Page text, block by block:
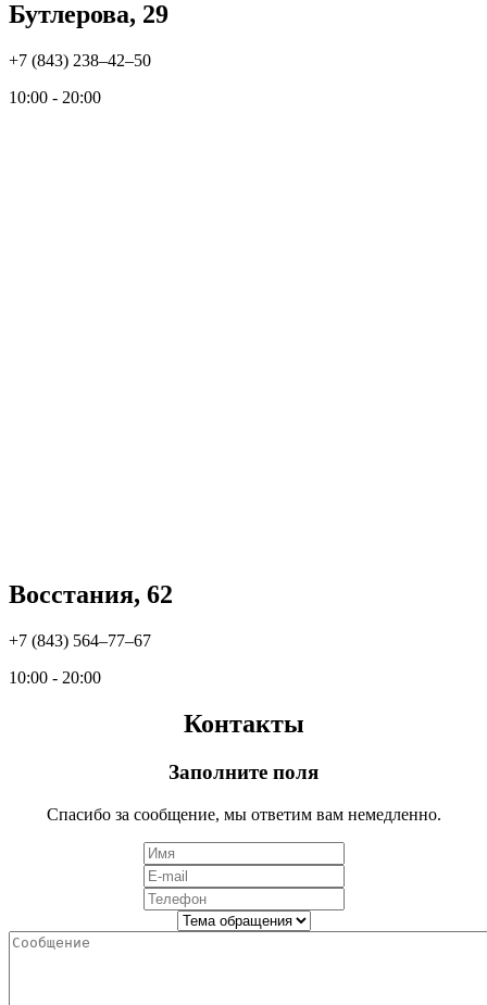
Бутлерова, 29
+7 (843) 238‒42‒50
10:00 - 20:00
Восстания, 62
+7 (843) 564‒77‒67
10:00 - 20:00
Контакты
Заполните поля
Спасибо за сообщение, мы ответим вам немедленно.